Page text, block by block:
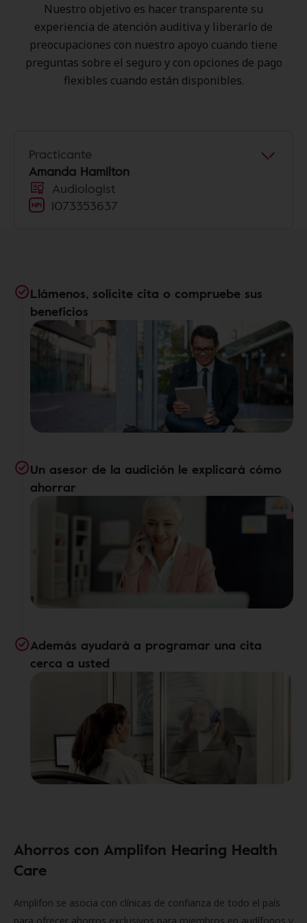
Nuestro objetivo es hacer transparente su
experiencia de atención auditiva y liberarlo de
preocupaciones con nuestro apoyo cuando tiene
preguntas sobre el seguro y con opciones de pago
flexibles cuando están disponibles.
Practicante
Amanda Hamilton
Audiologist
1073353637
Llámenos, solicite cita o compruebe sus
beneficios
Un asesor de la audición le explicará cómo
ahorrar
Además ayudará a programar una cita
cerca a usted
Ahorros con Amplifon Hearing Health
Care
Amplifon se asocia con clínicas de confianza de todo el país